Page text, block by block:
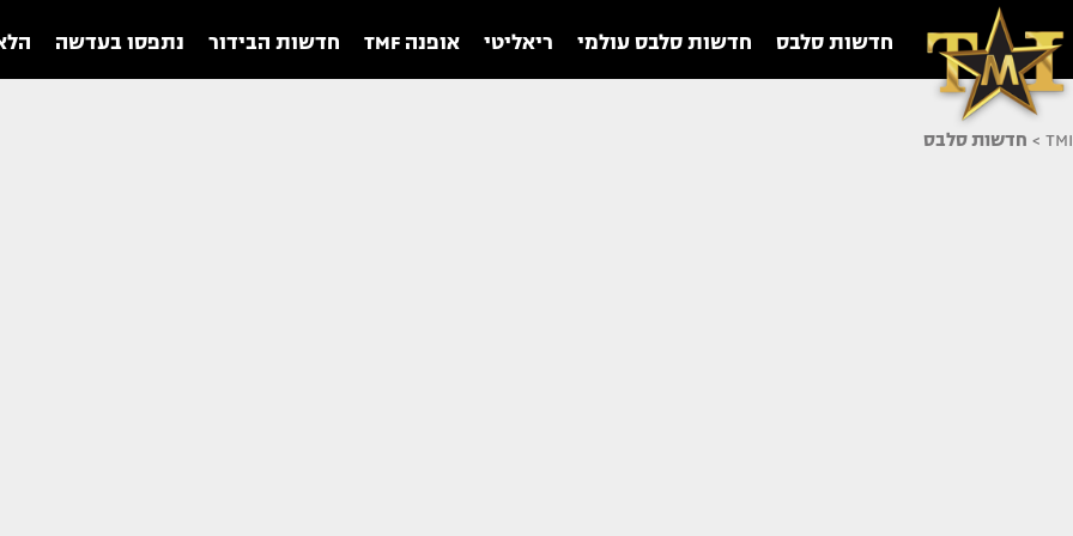
חדשות סלבס חדשות סלבס עולמי ריאליטי אופנה TMF חדשות הבידור נתפסו בעדשה
TMI
> חדשות סלבס